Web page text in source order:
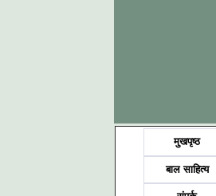
मुखपृष्ठ
बाल साहित्य